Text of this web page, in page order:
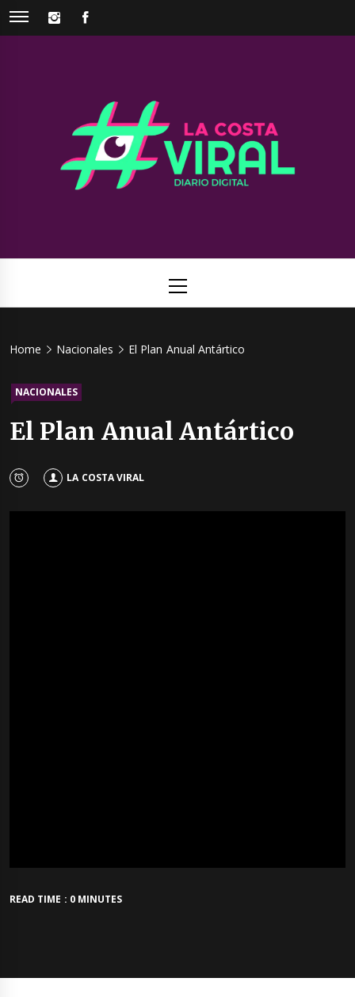
Skip
INSTAGRAM
Viral
Menu
Home Nacionales El Plan Anual Antártico
NACIONALES
El Plan Anual Antártico
LA COSTA VIRAL
READ TIME : 0 MINUTES